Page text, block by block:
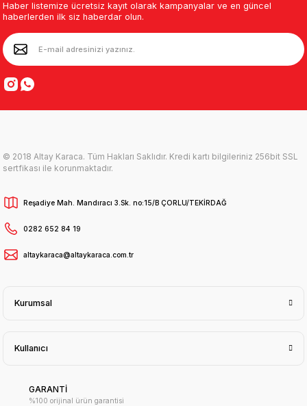
Haber listemize ücretsiz kayıt olarak kampanyalar ve en güncel
haberlerden ilk siz haberdar olun.
© 2018 Altay Karaca. Tüm Hakları Saklıdır. Kredi kartı bilgileriniz 256bit SSL
sertfikası ile korunmaktadır.
Reşadiye Mah. Mandıracı 3.Sk. no:15/B ÇORLU/TEKİRDAĞ
0282 652 84 19
altaykaraca@altaykaraca.com.tr
Kurumsal
Kullanıcı
GARANTİ
%100 orijinal ürün garantisi